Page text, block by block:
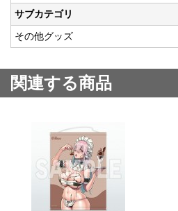
サブカテゴリ
その他グッズ
関連する商品